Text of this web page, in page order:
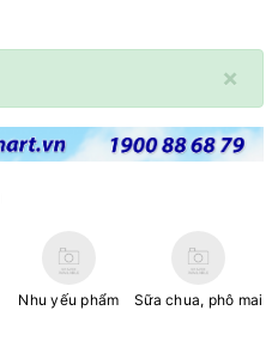
×
Nhu yếu phẩm Sữa chua, phô mai